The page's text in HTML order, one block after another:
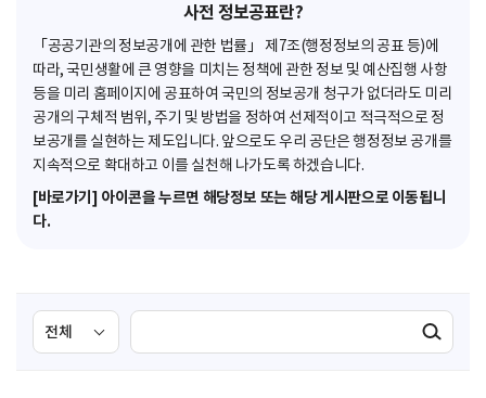
사전 정보공표란?
「공공기관의 정보공개에 관한 법률」 제7조(행정정보의 공표 등)에
따라, 국민생활에 큰 영향을 미치는 정책에 관한 정보 및 예산집행 사항
등을 미리 홈페이지에 공표하여 국민의 정보공개 청구가 없더라도 미리
공개의 구체적 범위, 주기 및 방법을 정하여 선제적이고 적극적으로 정
보공개를 실현하는 제도입니다. 앞으로도 우리 공단은 행정정보 공개를
지속적으로 확대하고 이를 실천해 나가도록 하겠습니다.
[바로가기] 아이콘을 누르면 해당정보 또는 해당 게시판으로 이동됩니
다.
검
색
색
검색실행